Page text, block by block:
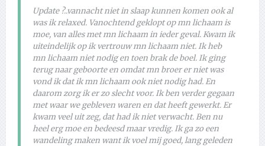
Update ?..vannacht niet in slaap kunnen komen ook al
was ik relaxed. Vanochtend geklopt op mn lichaam is
moe, van alles met mn lichaam in ieder geval. Kwam ik
uiteindelijk op ik vertrouw mn lichaam niet. Ik heb
mn lichaam niet nodig en toen brak de boel. Ik ging
terug naar geboorte en omdat mn broer er niet was
vond ik dat ik mn lichaam ook niet nodig had. En
daarom zorg ik er zo slecht voor. Ik ben verder gegaan
met waar we gebleven waren en dat heeft gewerkt. Er
kwam veel uit zeg, dat had ik niet verwacht. Ben nu
heel erg moe en bedeesd maar vredig. Ik ga zo een
wandeling maken want ik voel mij goed, lang geleden